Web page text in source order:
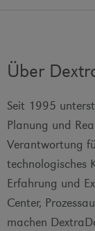
Über
Seit 1995
Planung und
Verantwortung
technologisches
Erfahrung und
Center,
machen